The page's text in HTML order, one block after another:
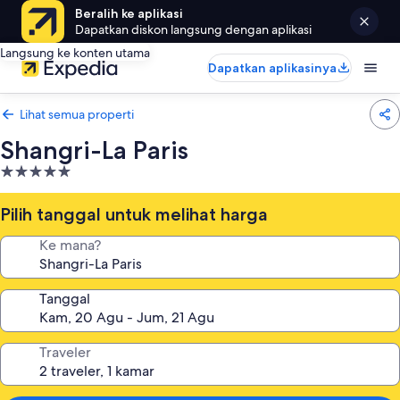
Beralih ke aplikasi
Dapatkan diskon langsung dengan aplikasi
Langsung ke konten utama
Dapatkan aplikasinya
Lihat semua properti
Shangri-La Paris
Properti
bintang
5.0
Pilih tanggal untuk melihat harga
Ke mana?
Tanggal
Traveler